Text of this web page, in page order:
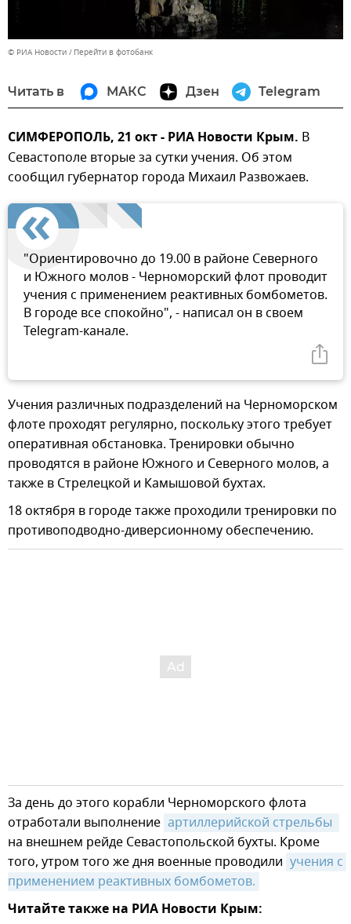
© РИА Новости Перейти в фотобанк
Читать в МАКС Дзен Telegram
СИМФЕРОПОЛЬ, 21 окт - РИА Новости Крым. В
Севастополе вторые за сутки учения. Об этом
сообщил губернатор города Михаил Развожаев.
"Ориентировочно до 19.00 в районе Северного
и Южного молов - Черноморский флот проводит
учения с применением реактивных бомбометов.
В городе все спокойно", - написал он в своем
Telegram-канале.
Учения различных подразделений на Черноморском
флоте проходят регулярно, поскольку этого требует
оперативная обстановка. Тренировки обычно
проводятся в районе Южного и Северного молов, а
также в Стрелецкой и Камышовой бухтах.
18 октября в городе также проходили тренировки по
противоподводно-диверсионному обеспечению.
За день до этого корабли Черноморского флота
отработали выполнение
на внешнем рейде Севастопольской бухты. Кроме
того, утром того же дня военные проводили учения с
применением реактивных бомбометов.
Читайте также на РИА Новости Крым: